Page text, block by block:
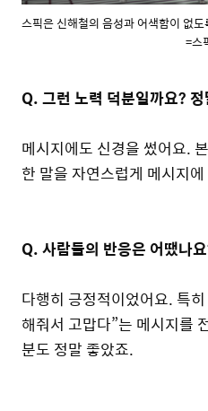
스픽은 신해철의 음성과 어색함이 없
=스
Q. 그런 노력 덕분일까요?
메시지에도 신경을 썼어요.
한 말을 자연스럽게 메시지
Q. 사람들의 반응은 어땠나
다행히 긍정적이었어요. 특
해줘서 고맙다”는 메시지를
분도 정말 좋았죠.